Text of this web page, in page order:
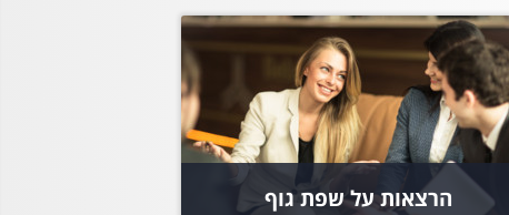
הרצאות על שפת גוף